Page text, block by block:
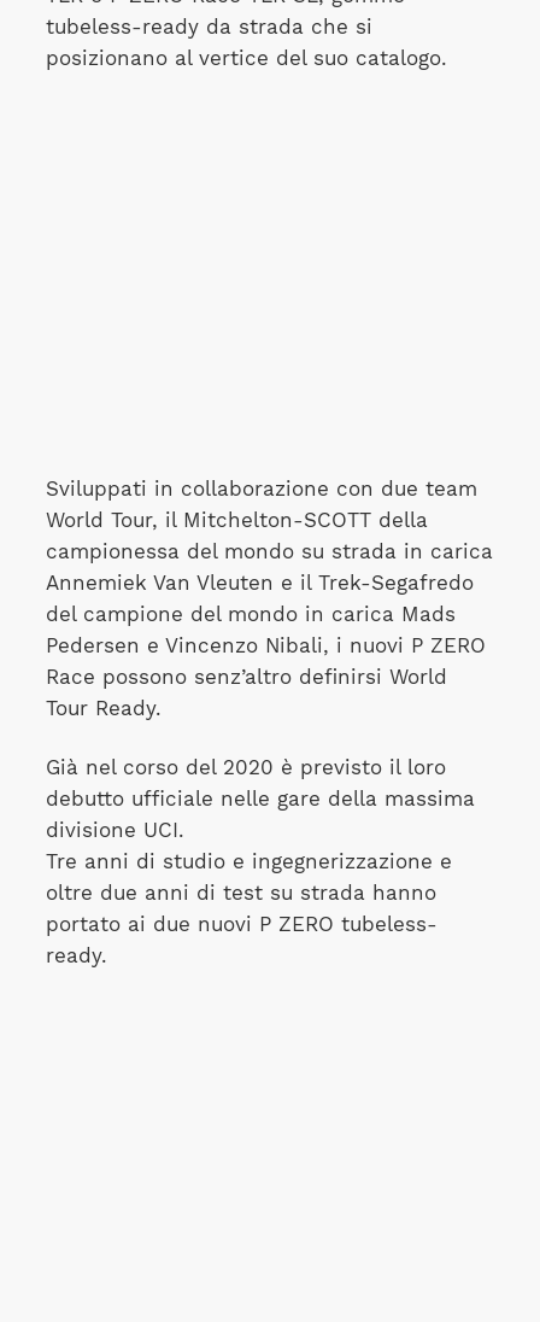
tubeless-ready da strada che si
posizionano al vertice del suo catalogo.
Sviluppati in collaborazione con due team
World Tour, il Mitchelton-SCOTT della
campionessa del mondo su strada in carica
Annemiek Van Vleuten e il Trek-Segafredo
del campione del mondo in carica Mads
Pedersen e Vincenzo Nibali, i nuovi P ZERO
Race possono senz’altro definirsi World
Tour Ready.
Già nel corso del 2020 è previsto il loro
debutto ufficiale nelle gare della massima
divisione UCI.
Tre anni di studio e ingegnerizzazione e
oltre due anni di test su strada hanno
portato ai due nuovi P ZERO tubeless-
ready.